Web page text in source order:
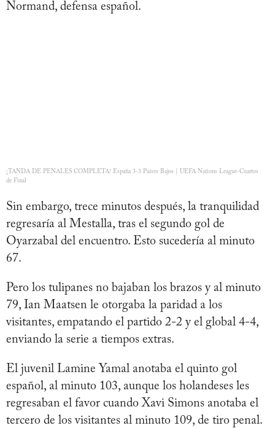
Normand, defensa español.
¡TANDA DE PENALES COMPLETA! España 3-3 Países Bajos | UEFA Nations League-Cuartos
de Final
Sin embargo, trece minutos después, la tranquilidad
regresaría al Mestalla, tras el segundo gol de
Oyarzabal del encuentro. Esto sucedería al minuto
67.
Pero los tulipanes no bajaban los brazos y al minuto
79, Ian Maatsen le otorgaba la paridad a los
visitantes, empatando el partido 2-2 y el global 4-4,
enviando la serie a tiempos extras.
El juvenil Lamine Yamal anotaba el quinto gol
español, al minuto 103, aunque los holandeses les
regresaban el favor cuando Xavi Simons anotaba el
tercero de los visitantes al minuto 109, de tiro penal.